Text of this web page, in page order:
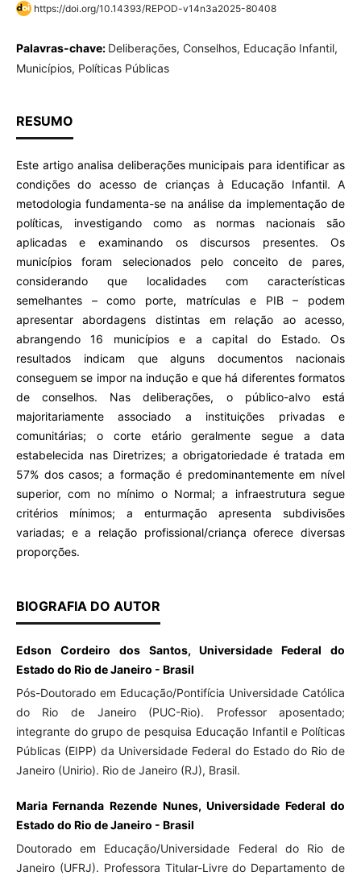
https://doi.org/10.14393/REPOD-v14n3a2025-80408
Palavras-chave: Deliberações, Conselhos, Educação Infantil,
Municípios, Políticas Públicas
RESUMO
Este artigo analisa deliberações municipais para identificar as
condições do acesso de crianças à Educação Infantil. A
metodologia fundamenta-se na análise da implementação de
políticas, investigando como as normas nacionais são
aplicadas e examinando os discursos presentes. Os
municípios foram selecionados pelo conceito de pares,
considerando que localidades com características
semelhantes – como porte, matrículas e PIB – podem
apresentar abordagens distintas em relação ao acesso,
abrangendo 16 municípios e a capital do Estado. Os
resultados indicam que alguns documentos nacionais
conseguem se impor na indução e que há diferentes formatos
de conselhos. Nas deliberações, o público-alvo está
majoritariamente associado a instituições privadas e
comunitárias; o corte etário geralmente segue a data
estabelecida nas Diretrizes; a obrigatoriedade é tratada em
57% dos casos; a formação é predominantemente em nível
superior, com no mínimo o Normal; a infraestrutura segue
critérios mínimos; a enturmação apresenta subdivisões
variadas; e a relação profissional/criança oferece diversas
proporções.
BIOGRAFIA DO AUTOR
Edson Cordeiro dos Santos, Universidade Federal do
Estado do Rio de Janeiro - Brasil
Pós-Doutorado em Educação/Pontifícia Universidade Católica
do Rio de Janeiro (PUC-Rio). Professor aposentado;
integrante do grupo de pesquisa Educação Infantil e Políticas
Públicas (EIPP) da Universidade Federal do Estado do Rio de
Janeiro (Unirio). Rio de Janeiro (RJ), Brasil.
Maria Fernanda Rezende Nunes, Universidade Federal do
Estado do Rio de Janeiro - Brasil
Doutorado em Educação/Universidade Federal do Rio de
Janeiro (UFRJ). Professora Titular-Livre do Departamento de